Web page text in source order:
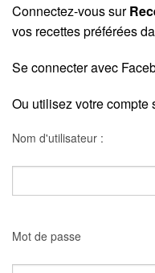
Connectez-vous sur
vos recettes préférées
Se connecter avec
Ou utilisez votre compte
Nom d'utilisateur :
Mot de passe